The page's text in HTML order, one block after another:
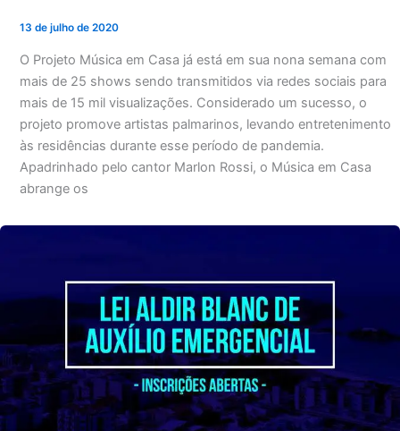
13 de julho de 2020
O Projeto Música em Casa já está em sua nona semana com
mais de 25 shows sendo transmitidos via redes sociais para
mais de 15 mil visualizações. Considerado um sucesso, o
projeto promove artistas palmarinos, levando entretenimento
às residências durante esse período de pandemia.
Apadrinhado pelo cantor Marlon Rossi, o Música em Casa
abrange os